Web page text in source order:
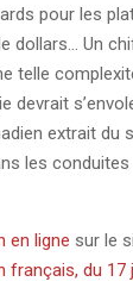
pour les
dollars… Un
telle
devrait
extrait du
les conduites
en ligne sur le
français, du 17